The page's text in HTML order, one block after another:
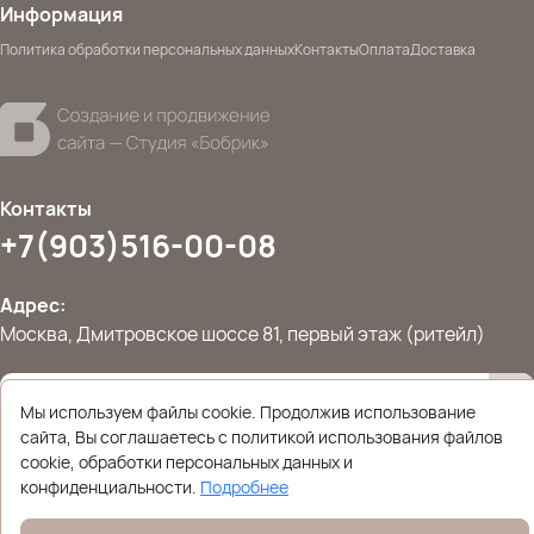
Информация
Политика обработки персональных данныхКонтактыОплатаДоставка
Контакты
+7(903)516-00-08
Адрес:
Москва, Дмитровское шоссе 81, первый этаж (ритейл)
Даю согласие на
обработку персональных данных
© 2026 Ettoplus.ru — Все права защищены.
Политика конфиденциальности
Мы используем файлы cookie. Продолжив использование
сайта, Вы соглашаетесь с политикой использования файлов
cookie, обработки персональных данных и
конфиденциальности. Подробнее